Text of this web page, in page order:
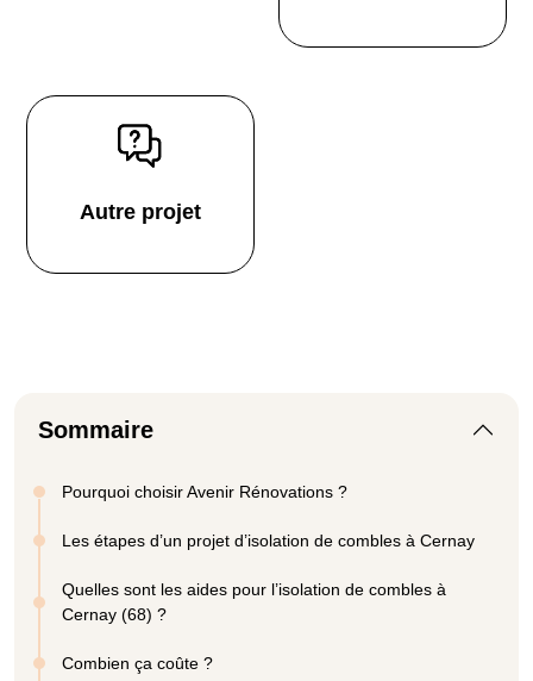
Autre projet
Sommaire
Pourquoi choisir Avenir Rénovations ?
Les étapes d’un projet d’isolation de combles à Cernay
Quelles sont les aides pour l’isolation de combles à
Cernay (68) ?
Combien ça coûte ?